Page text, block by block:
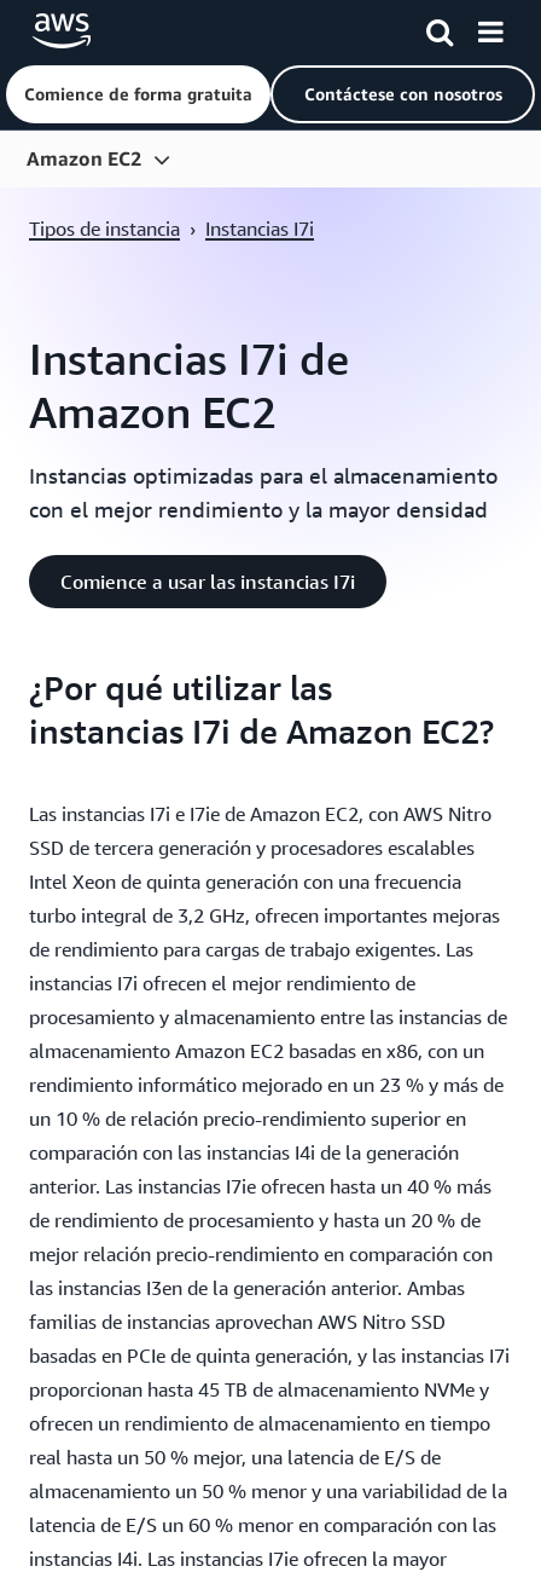
Saltar al contenido principal
Comience de forma gratuita Contáctese con nosotros
Amazon EC2
Tipos de instancia
Preguntas frecuentes
Tipos de instancia › Instancias I7i
Instancias I7i de
Amazon EC2
Instancias optimizadas para el almacenamiento
con el mejor rendimiento y la mayor densidad
Comience a usar las instancias I7i
¿Por qué utilizar las
instancias I7i de Amazon EC2?
Las instancias I7i e I7ie de Amazon EC2, con AWS Nitro
SSD de tercera generación y procesadores escalables
Intel Xeon de quinta generación con una frecuencia
turbo integral de 3,2 GHz, ofrecen importantes mejoras
de rendimiento para cargas de trabajo exigentes. Las
instancias I7i ofrecen el mejor rendimiento de
procesamiento y almacenamiento entre las instancias de
almacenamiento Amazon EC2 basadas en x86, con un
rendimiento informático mejorado en un 23 % y más de
un 10 % de relación precio-rendimiento superior en
comparación con las instancias I4i de la generación
anterior. Las instancias I7ie ofrecen hasta un 40 % más
de rendimiento de procesamiento y hasta un 20 % de
mejor relación precio-rendimiento en comparación con
las instancias I3en de la generación anterior. Ambas
familias de instancias aprovechan AWS Nitro SSD
basadas en PCIe de quinta generación, y las instancias I7i
proporcionan hasta 45 TB de almacenamiento NVMe y
ofrecen un rendimiento de almacenamiento en tiempo
real hasta un 50 % mejor, una latencia de E/S de
almacenamiento un 50 % menor y una variabilidad de la
latencia de E/S un 60 % menor en comparación con las
instancias I4i. Las instancias I7ie ofrecen la mayor